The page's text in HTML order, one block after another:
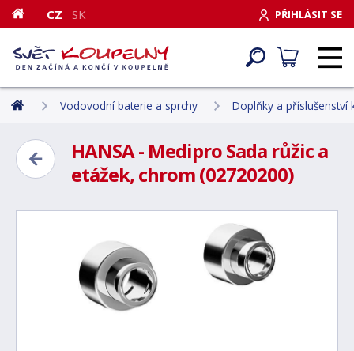
PŘIHLÁSIT SE
CZ SK
Vodovodní baterie a sprchy Doplňky a příslušenství
HANSA - Medipro Sada růžic a
etážek, chrom (02720200)